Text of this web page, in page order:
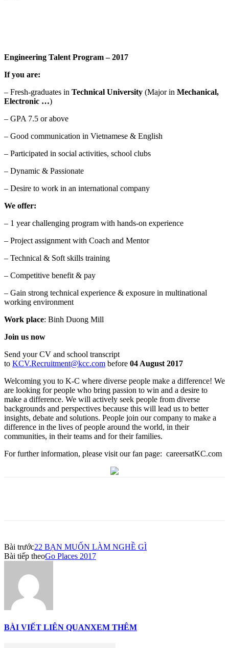
Engineering Talent Program – 2017
If you are:
– Fresh-graduates in Technical University (Major in Mechanical,
Electronic …)
– GPA 7.5 or above
– Good communication in Vietnamese & English
– Participated in social activities, school clubs
– Dynamic & Passionate
– Desire to work in an international company
We offer:
– 1 year challenging program with hands-on experience
– Project assignment with Coach and Mentor
– Technical & Soft skills training
– Competitive benefit & pay
– Gain strong technical experience & exposure in multinational
working environment
Work place: Binh Duong Mill
Join us now
Send your CV and school transcript
to KCV.Recruitment@kcc.com before 04 August 2017
Welcoming you to K-C where diverse people make a difference! We
are looking for people who bring passion to win and a desire to
make a difference. We will actively seek people from diverse
backgrounds and perspectives because this will lead us to better
insights, debate and solutions. People join our company to make a
difference in the lives of people around the world, in their
communities, in their teams and for their families.
For further information, please visit our fan page: careersatKC.com
Bài trước22 BẠN MUỐN LÀM NGHỀ GÌ
Bài tiếp theoGo Places 2017
BÀI VIẾT LIÊN QUANXEM THÊM